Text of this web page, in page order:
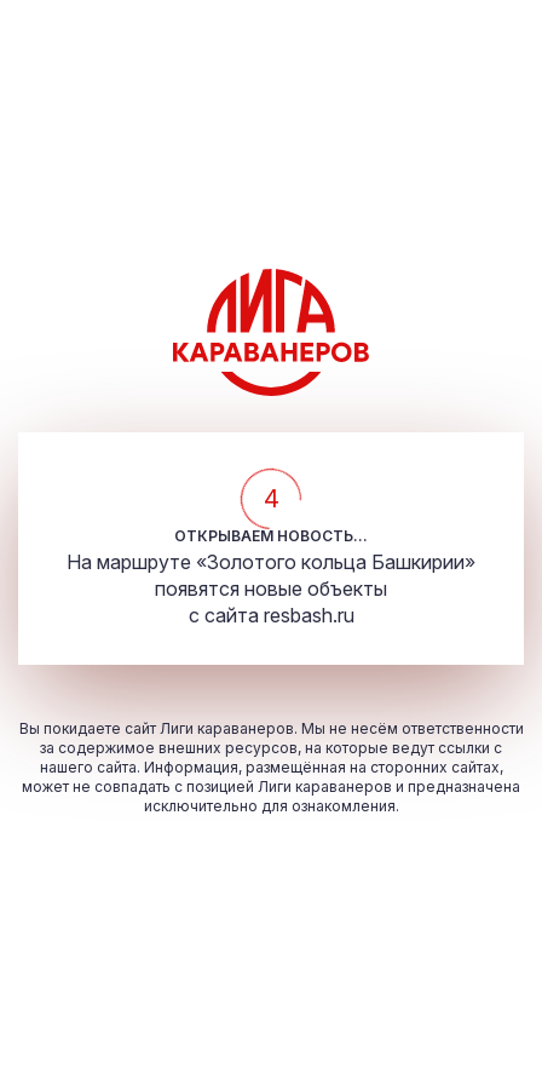
4
ОТКРЫВАЕМ НОВОСТЬ...
На маршруте «Золотого кольца Башкирии»
появятся новые объекты
с сайта resbash.ru
Вы покидаете сайт Лиги караванеров. Мы не несём ответственности
за содержимое внешних ресурсов, на которые ведут ссылки с
нашего сайта. Информация, размещённая на сторонних сайтах,
может не совпадать с позицией Лиги караванеров и предназначена
исключительно для ознакомления.